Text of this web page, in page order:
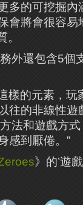
多的可挖掘
會將會很容易
。
外還包含5個
樣的元素，
往的非線性遊
法和遊戲方
感到厭倦。”
》的’遊